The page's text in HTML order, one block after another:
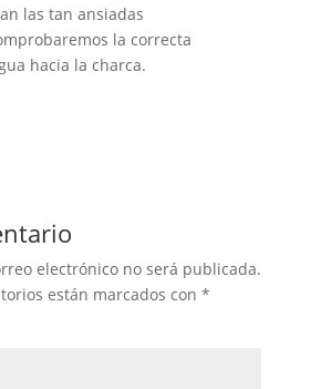
las tan ansiadas
la correcta
hacia la charca.
electrónico no será publicada.
están marcados con *